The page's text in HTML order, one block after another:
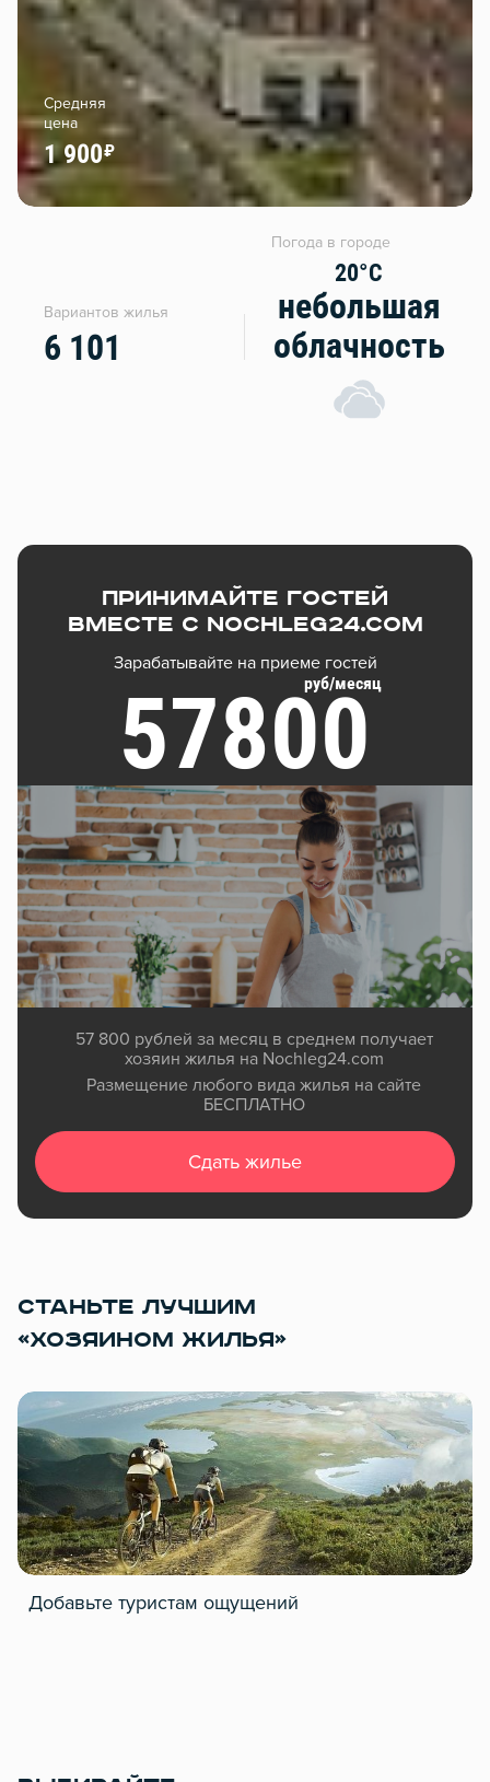
Средняя
цена
1 900
Вариантов жилья
6 101
Погода в городе
20°C
небольшая
облачность
Принимайте гостей
вместе с Nochleg24.com
Зарабатывайте на приеме гостей
57800
руб/месяц
57 800 рублей за месяц в среднем получает
хозяин жилья на Nochleg24.com
Размещение любого вида жилья на сайте
БЕСПЛАТНО
Сдать жилье
СТАНЬТЕ ЛУЧШИМ
«ХОЗЯИНОМ ЖИЛЬЯ»
Добавьте туристам ощущений